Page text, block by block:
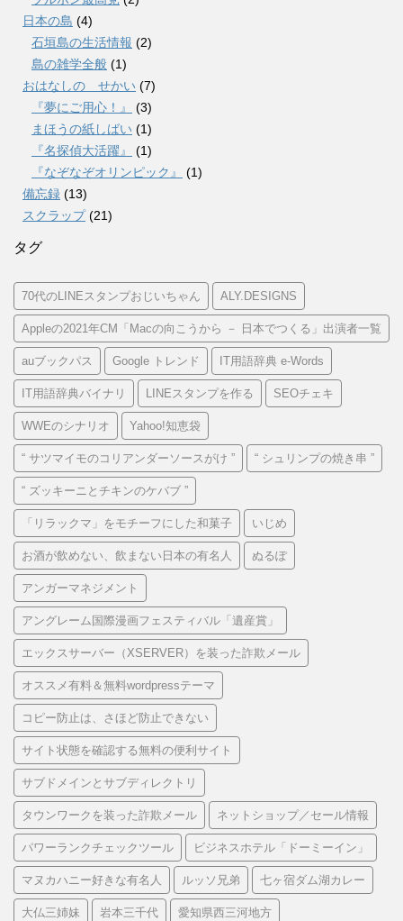
日本の島 (4)
石垣島の生活情報 (2)
島の雑学全般 (1)
おはなしの せかい (7)
『夢にご用心！』
(3)
まほうの紙しばい (1)
『名探偵大活躍』
(1)
『なぞなぞオリンピック』
(1)
備忘録 (13)
スクラップ(21)
タグ
70代のLINEスタンプおじいちゃん ALY.DESIGNS
Appleの2021年CM「Macの向こうから － 日本でつくる」出演者一覧
auブックパス Google トレンド IT用語辞典 e-Words
IT用語辞典バイナリ LINEスタンプを作る SEOチェキ
WWEのシナリオ Yahoo!知恵袋
“ サツマイモのコリアンダーソースがけ ” “ シュリンプの焼き串 ”
“ ズッキーニとチキンのケバブ ”
「リラックマ」をモチーフにした和菓子 いじめ
お酒が飲めない、飲まない日本の有名人 ぬるぽ
アンガーマネジメント
アングレーム国際漫画フェスティバル「遺産賞」
エックスサーバー（XSERVER）を装った詐欺メール
オススメ有料＆無料wordpressテーマ
コピー防止は、さほど防止できない
サイト状態を確認する無料の便利サイト
サブドメインとサブディレクトリ
タウンワークを装った詐欺メール ネットショップ／セール情報
パワーランクチェックツール ビジネスホテル「ドーミーイン」
マヌカハニー好きな有名人 ルッソ兄弟 七ヶ宿ダム湖カレー
大仏三姉妹 岩本三千代 愛知県西三河地方